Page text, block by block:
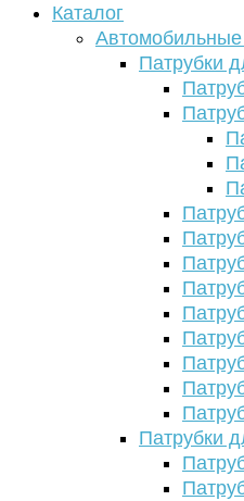
Каталог
Автомобильные
Патрубки
Патрубки